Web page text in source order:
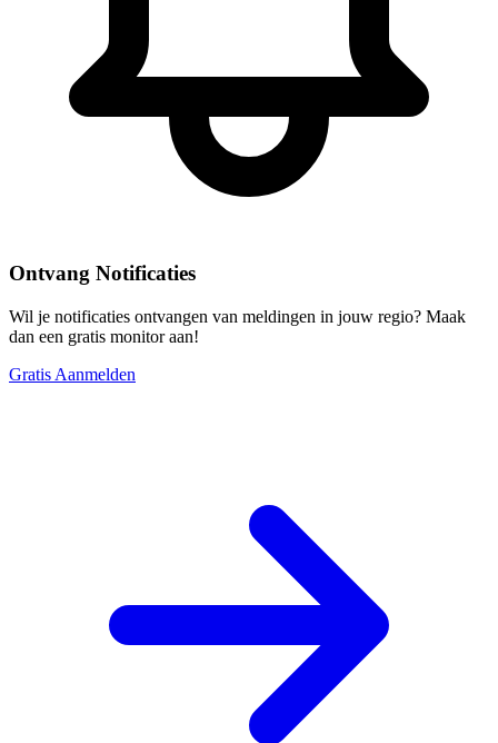
Ontvang Notificaties
Wil je notificaties ontvangen van meldingen in jouw regio? Maak
dan een gratis monitor aan!
Gratis Aanmelden